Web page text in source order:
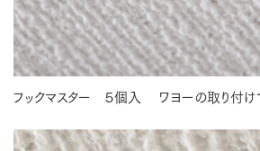
フックマスター ５個入 ワヨーの取り付